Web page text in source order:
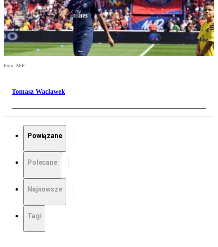
Foto: AFP
Tomasz Wacławek
Powiązane
Polecane
Najnowsze
Tagi